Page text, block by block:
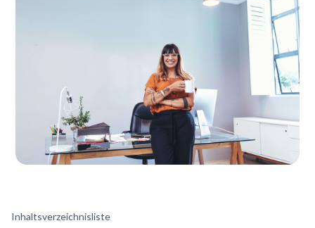
Inhaltsverzeichnisliste